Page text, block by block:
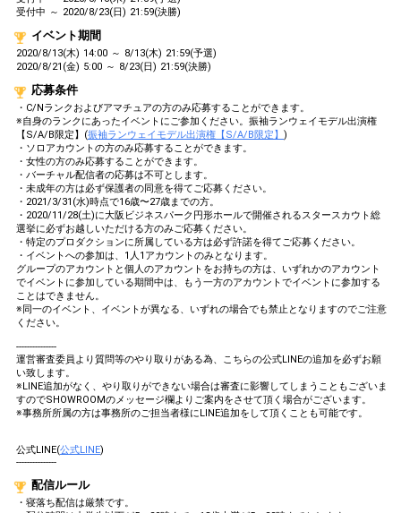
受付中 ～ 2020/8/23(日) 21:59(決勝)
イベント期間
2020/8/13(木) 14:00 ～ 8/13(木) 21:59(予選)
2020/8/21(金) 5:00 ～ 8/23(日) 21:59(決勝)
応募条件
・C/Nランクおよびアマチュアの方のみ応募することができます。
※自身のランクにあったイベントにご参加ください。振袖ランウェイモデル出演権
【S/A/B限定】(振袖ランウェイモデル出演権【S/A/B限定】 )
・ソロアカウントの方のみ応募することができます。
・女性の方のみ応募することができます。
・バーチャル配信者の応募は不可とします。
・未成年の方は必ず保護者の同意を得てご応募ください。
・2021/3/31(水)時点で16歳〜27歳までの方。
・2020/11/28(土)に大阪ビジネスパーク円形ホールで開催されるスタースカウト総
選挙に必ずお越しいただける方のみご応募ください。
・特定のプロダクションに所属している方は必ず許諾を得てご応募ください。
・イベントへの参加は、1人1アカウントのみとなります。
グループのアカウントと個人のアカウントをお持ちの方は、いずれかのアカウント
でイベントに参加している期間中は、もう一方のアカウントでイベントに参加する
ことはできません。
※同一のイベント、イベントが異なる、いずれの場合でも禁止となりますのでご注意
ください。
---------------
運営審査委員より質問等のやり取りがある為、こちらの公式LINEの追加を必ずお願
い致します。
※LINE追加がなく、やり取りができない場合は審査に影響してしまうこともございま
すのでSHOWROOMのメッセージ欄よりご案内をさせて頂く場合がございます。
※事務所所属の方は事務所のご担当者様にLINE追加をして頂くことも可能です。
公式LINE(公式LINE)
---------------
配信ルール
・寝落ち配信は厳禁です。